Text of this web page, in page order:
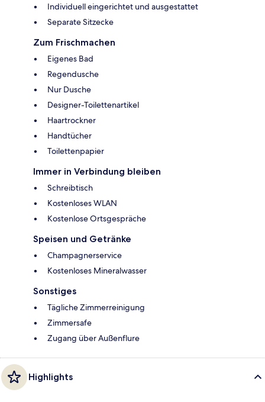
Individuell eingerichtet und ausgestattet
Separate Sitzecke
Zum Frischmachen
Eigenes Bad
Regendusche
Nur Dusche
Designer-Toilettenartikel
Haartrockner
Handtücher
Toilettenpapier
Immer in Verbindung bleiben
Schreibtisch
Kostenloses WLAN
Kostenlose Ortsgespräche
Speisen und Getränke
Champagnerservice
Kostenloses Mineralwasser
Sonstiges
Tägliche Zimmerreinigung
Zimmersafe
Zugang über Außenflure
Highlights